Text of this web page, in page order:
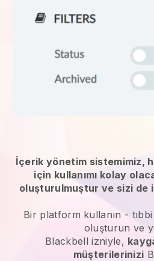
İçerik yönetim sistemimiz,
için kullanımı kolay
oluşturulmuştur ve sizi de
Bir platform kullanın -
oluşturun ve
Blackbellizniyle,
müşterilerinizi